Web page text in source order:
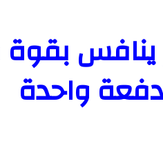
واحدة